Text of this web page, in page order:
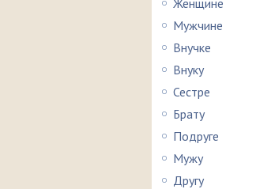
Женщине
Мужчине
Внучке
Внуку
Сестре
Брату
Подруге
Мужу
Другу